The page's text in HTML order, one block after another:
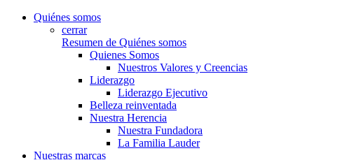
Quiénes somos
cerrar
Resumen de Quiénes somos
Quienes Somos
Nuestros Valores y Creencias
Liderazgo
Liderazgo Ejecutivo
Belleza reinventada
Nuestra Herencia
Nuestra Fundadora
La Familia Lauder
Nuestras marcas